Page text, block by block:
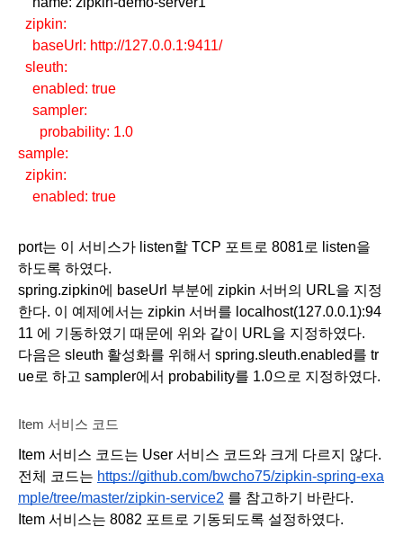
zipkin:
baseUrl: http://127.0.0.1:9411/
sleuth:
enabled: true
sampler:
probability: 1.0
sample:
zipkin:
enabled: true
port는 이 서비스가 listen할 TCP 포트로 8081로 listen을
하도록 하였다.
spring.zipkin에 baseUrl 부분에 zipkin 서버의 URL을 지정
한다. 이 예제에서는 zipkin 서버를 localhost(127.0.0.1):94
11 에 기동하였기 때문에 위와 같이 URL을 지정하였다.
다음은 sleuth 활성화를 위해서 spring.sleuth.enabled를 tr
ue로 하고 sampler에서 probability를 1.0으로 지정하였다.
Item 서비스 코드
Item 서비스 코드는 User 서비스 코드와 크게 다르지 않다.
전체 코드는 https://github.com/bwcho75/zipkin-spring-exa
mple/tree/master/zipkin-service2 를 참고하기 바란다.
Item 서비스는 8082 포트로 기동되도록 설정하였다.